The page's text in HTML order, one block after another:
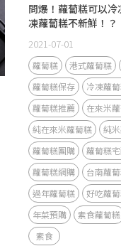
問爆！蘿蔔糕可以
凍蘿蔔糕不新鮮！？
2021-07-01
蘿蔔糕 港式蘿蔔糕
蘿蔔糕保存
冷凍蘿
蘿蔔糕推薦
在來米
純在來米蘿蔔糕
純
蘿蔔糕團購
蘿蔔糕
蘿蔔糕網購
台南蘿
過年蘿蔔糕
好吃蘿
年菜預購
素食蘿蔔糕
素食